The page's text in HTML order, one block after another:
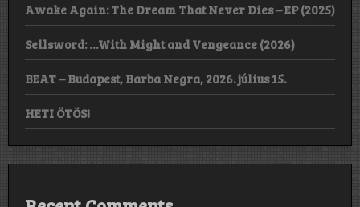
Awake Again: The Dream That Never Dies – EP (2025)
Sellsword: …With Might and Vengeance (2026)
BEAT – Budapest, Barba Negra, 2026. július 15.
HETI ÖTÖS!